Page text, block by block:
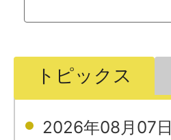
トピックス
2026年08月07日